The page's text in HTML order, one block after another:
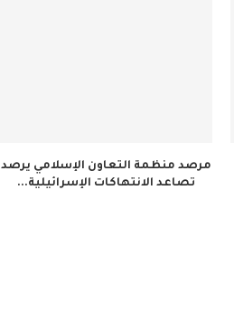
مرصد منظمة التعاون الإسلامي يرصد
تصاعد الانتهاكات الإسرائيلية...